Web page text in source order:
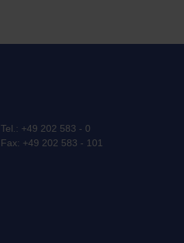
Tel.: +49 202 583 - 0
Fax: +49 202 583 - 101